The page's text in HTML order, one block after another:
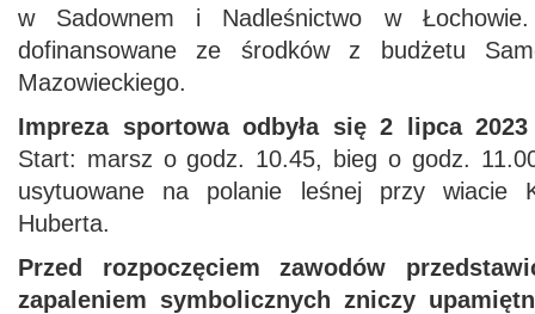
w Sadownem i Nadleśnictwo w Łochowie.
dofinansowane ze środków z budżetu
Mazowieckiego.
Impreza sportowa odbyła się 2 lipca
Start: marsz o godz. 10.45, bieg o godz.
usytuowane na polanie leśnej przy wiacie
Huberta.
Przed rozpoczęciem zawodów
zapaleniem symbolicznych zniczy